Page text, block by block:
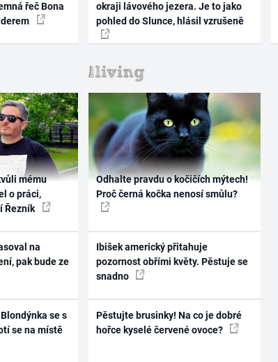
řeč Bona
okraji lávového jezera. Je to jako
pohled do Slunce, hlásil vzrušeně
mému
o práci,
Řezník
na
pak bude ze
se s
se na místě
Odhalte pravdu o kočičích mýtech!
Proč černá kočka nenosí smůlu?
Ibišek americký přitahuje
pozornost obřími květy. Pěstuje se
snadno
Pěstujte brusinky! Na co je dobré
hořce kyselé červené ovoce?